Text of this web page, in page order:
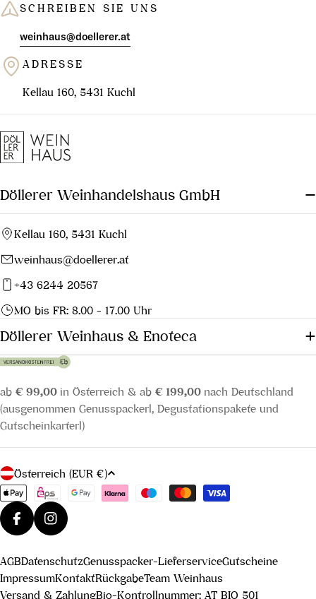
SCHREIBEN SIE UNS
weinhaus@doellerer.at
ADRESSE
Kellau 160, 5431 Kuchl
Döllerer Weinhandelshaus GmbH
Kellau 160, 5431 Kuchl
weinhaus@doellerer.at
+43 6244 20567
MO bis FR: 8.00 - 17.00 Uhr
Döllerer Weinhaus & Enoteca
ab € 99,00 in Österreich & ab € 199,00 nach Deutschland
(ausgenommen Genusspackerl, Degustationspakete und
Gutscheinkarterl)
L
a
n
d
R
e
Österreich (EUR €)
Zahlungsmethoden
FacebookInstagram
AGBDatenschutzGenusspacker-LieferserviceGutscheine
ImpressumKontaktRückgabeTeam Weinhaus
Versand & ZahlungBio-Kontrollnummer: AT BIO 501